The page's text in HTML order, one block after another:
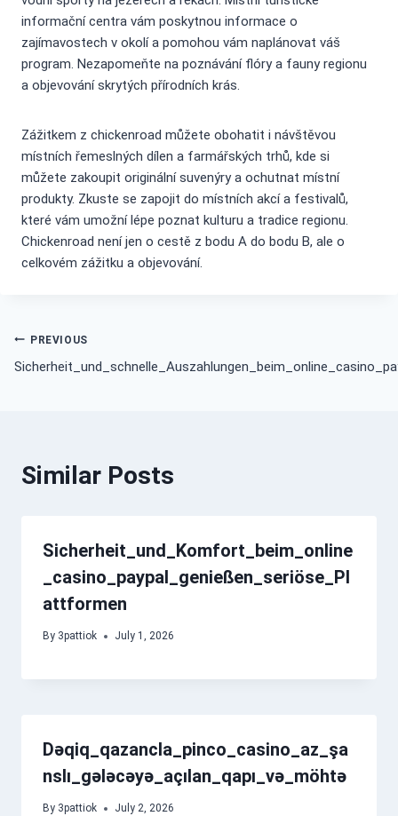
informační centra vám poskytnou informace o
zajímavostech v okolí a pomohou vám naplánovat váš
program. Nezapomeňte na poznávání flóry a fauny regionu
a objevování skrytých přírodních krás.
Zážitkem z chickenroad můžete obohatit i návštěvou
místních řemeslných dílen a farmářských trhů, kde si
můžete zakoupit originální suvenýry a ochutnat místní
produkty. Zkuste se zapojit do místních akcí a festivalů,
které vám umožní lépe poznat kulturu a tradice regionu.
Chickenroad není jen o cestě z bodu A do bodu B, ale o
celkovém zážitku a objevování.
Post
navigation
PREVIOUS
Similar Posts
Sicherheit_und_Komfort_beim_online
_casino_paypal_genießen_seriöse_Pl
attformen
By 3pattiok July 1, 2026
Dəqiq_qazancla_pinco_casino_az_şa
nslı_gələcəyə_açılan_qapı_və_möhtə
By 3pattiok July 2, 2026